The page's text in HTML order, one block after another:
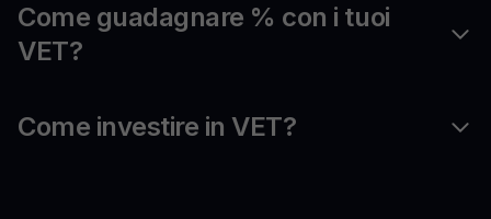
Come guadagnare % con i tuoi
VET?
Come investire in VET?